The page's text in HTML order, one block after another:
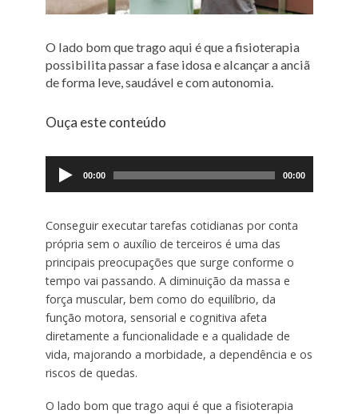
O lado bom que trago aqui é que a fisioterapia
possibilita passar a fase idosa e alcançar a anciã
de forma leve, saudável e com autonomia.
Ouça este conteúdo
áudio
00:00 00:00
Conseguir executar tarefas cotidianas por conta
própria sem o auxílio de terceiros é uma das
principais preocupações que surge conforme o
tempo vai passando. A diminuição da massa e
força muscular, bem como do equilíbrio, da
função motora, sensorial e cognitiva afeta
diretamente a funcionalidade e a qualidade de
vida, majorando a morbidade, a dependência e os
riscos de quedas.
O lado bom que trago aqui é que a fisioterapia